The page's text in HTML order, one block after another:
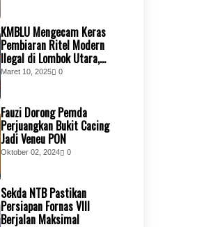
KMBLU Mengecam Keras
Pembiaran Ritel Modern
Ilegal di Lombok Utara,
Tuntut Transparansi
Maret 10, 2025 0
Fauzi Dorong Pemda
Perjuangkan Bukit Cacing
Jadi Veneu PON
Oktober 02, 2024 0
Sekda NTB Pastikan
Persiapan Fornas VIII
Berjalan Maksimal